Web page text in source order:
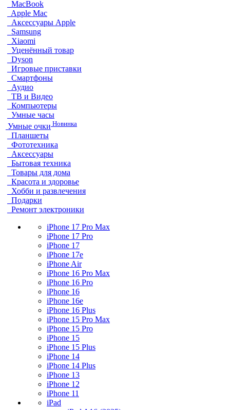
MacBook
Apple Mac
Аксессуары Apple
Samsung
Xiaomi
Уценённый товар
Dyson
Игровые приставки
Смартфоны
Аудио
ТВ и Видео
Компьютеры
Умные часы
Умные очки Новинка
Планшеты
Фототехника
Аксессуары
Бытовая техника
Товары для дома
Красота и здоровье
Хобби и развлечения
Подарки
Ремонт электроники
iPhone 17 Pro Max
iPhone 17 Pro
iPhone 17
iPhone 17e
iPhone Air
iPhone 16 Pro Max
iPhone 16 Pro
iPhone 16
iPhone 16e
iPhone 16 Plus
iPhone 15 Pro Max
iPhone 15 Pro
iPhone 15
iPhone 15 Plus
iPhone 14
iPhone 14 Plus
iPhone 13
iPhone 12
iPhone 11
iPad